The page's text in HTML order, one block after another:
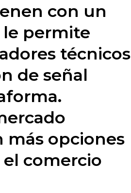
con un
permite
técnicos
de señal
más opciones
comercio